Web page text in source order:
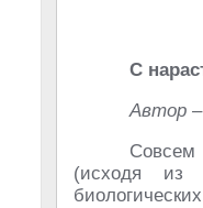
С
Автор
(исходя из